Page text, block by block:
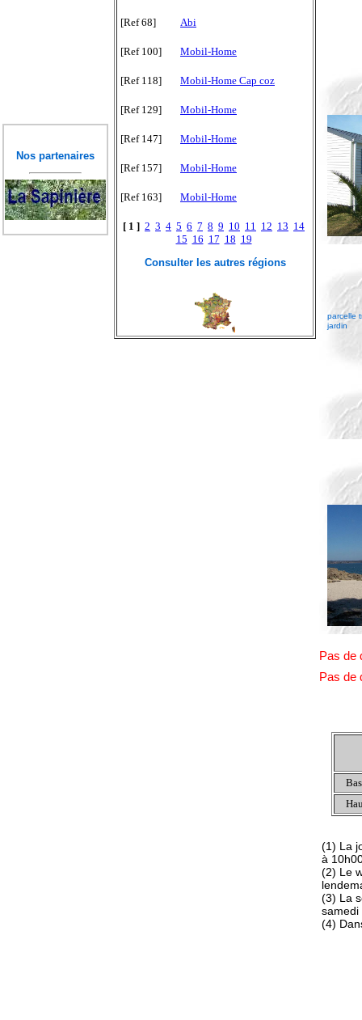
Nos partenaires
[Ref 68] Abi
[Ref 100] Mobil-Home
[Ref 118] Mobil-Home Cap coz
[Ref 129] Mobil-Home
[Ref 147] Mobil-Home
[Ref 157] Mobil-Home
[Ref 163] Mobil-Home
[ 1 ] 2 3 4 5 6 7 8 9 10 11 12 13 14
15 16 17 18 19
Consulter les autres régions
parcelle
jardin
Pas de
Pas de
(1) La
à
(2) Le
(3) La
samedi
(4)